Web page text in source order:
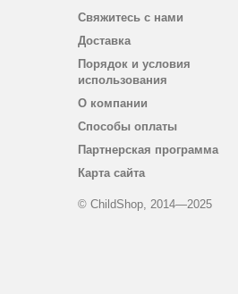
Свяжитесь с нами
Доставка
Порядок и условия
использования
О компании
Способы оплаты
Партнерская программа
Карта сайта
© ChildShop, 2014—2025